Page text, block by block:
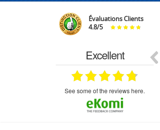
Évaluations Clients
4.8/5
Excellent
see some of the reviews here.
07.07.2026
bien rien a dire .what else